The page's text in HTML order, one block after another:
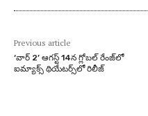
Previous article
‘వార్ 2’ ఆగస్ట్ 14న గ్లోబల్ రేంజ్‌లో
ఐమ్యాక్స్ థియేటర్స్‌లో రిలీజ్